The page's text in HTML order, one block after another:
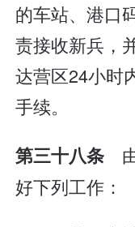
的车站、港口
责接收新兵，
达营区24小时
手续。
第三十八条
好下列工作：